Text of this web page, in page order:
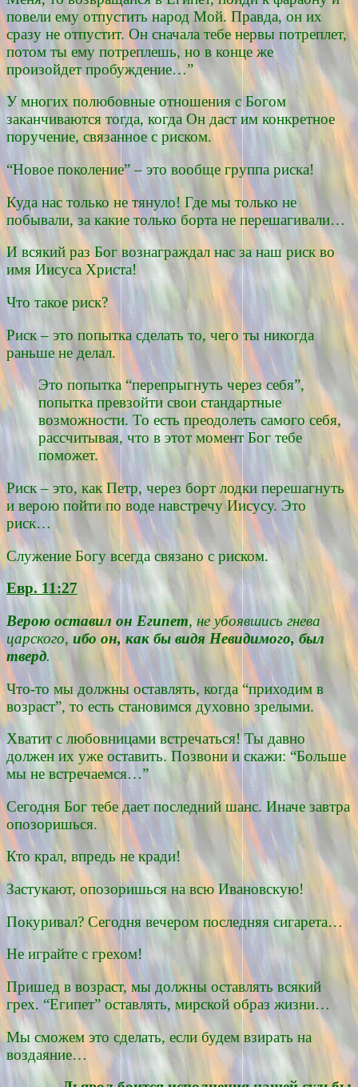
повели ему отпустить народ Мой. Правда, он их
сразу не отпустит. Он сначала тебе нервы потреплет,
потом ты ему потреплешь, но в конце же
произойдет пробуждение…”
У многих полюбовные отношения с Богом
заканчиваются тогда, когда Он даст им конкретное
поручение, связанное с риском.
“Новое поколение” – это вообще группа риска!
Куда нас только не тянуло! Где мы только не
побывали, за какие только борта не перешагивали…
И всякий раз Бог вознаграждал нас за наш риск во
имя Иисуса Христа!
Что такое риск?
Риск – это попытка сделать то, чего ты никогда
раньше не делал.
Это попытка “перепрыгнуть через себя”,
попытка превзойти свои стандартные
возможности. То есть преодолеть самого себя,
рассчитывая, что в этот момент Бог тебе
поможет.
Риск – это, как Петр, через борт лодки перешагнуть
и верою пойти по воде навстречу Иисусу. Это
риск…
Служение Богу всегда связано с риском.
Евр. 11:27
Верою оставил он Египет, не убоявшись гнева
царского, ибо он, как бы видя Невидимого, был
тверд.
Что-то мы должны оставлять, когда “приходим в
возраст”, то есть становимся духовно зрелыми.
Хватит с любовницами встречаться! Ты давно
должен их уже оставить. Позвони и скажи: “Больше
мы не встречаемся…”
Сегодня Бог тебе дает последний шанс. Иначе завтра
опозоришься.
Кто крал, впредь не кради!
Застукают, опозоришься на всю Ивановскую!
Покуривал? Сегодня вечером последняя сигарета…
Не играйте с грехом!
Пришед в возраст, мы должны оставлять всякий
грех. “Египет” оставлять, мирской образ жизни…
Мы сможем это сделать, если будем взирать на
воздаяние…